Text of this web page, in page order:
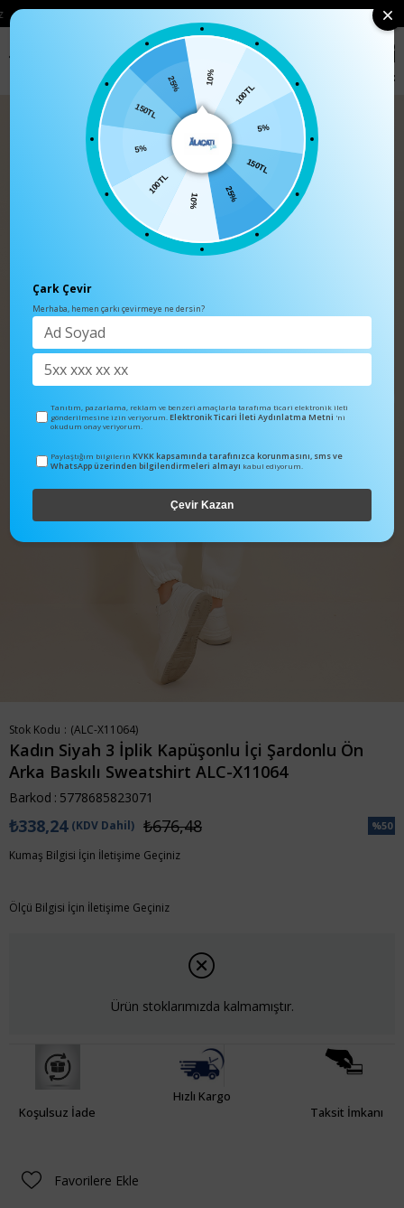
%15 İNDIRIM
TÜM ÜRÜNLER
Stok Kodu (ALC-X11064)
Kadın Siyah 3 İplik Kapüşonlu İçi Şardonlu Ön
Arka Baskılı Sweatshirt ALC-X11064
Barkod : 5778685823071
%50
₺676,48
₺338,24 (KDV Dahil)
Kumaş Bilgisi İçin İletişime Geçiniz
Ölçü Bilgisi İçin İletişime Geçiniz
Ürün stoklarımızda kalmamıştır.
Koşulsuz İade
Hızlı Kargo
Taksit İmkanı
Favorilere Ekle
10% 100TL
5%
150TL
25%
10%
100TL
5%
150TL
25%
Çark Çevir
Merhaba, hemen çarkı çevirmeye ne dersin?
Tanıtım, pazarlama, reklam ve benzeri amaçlarla tarafıma ticari elektronik ileti
gönderilmesine izin veriyorum.Elektronik Ticari İleti Aydınlatma Metni 'ni
okudum onay veriyorum.
Paylaştığım bilgilerin KVKK kapsamında tarafınızca korunmasını, sms ve
WhatsApp üzerinden bilgilendirmeleri almayı kabul ediyorum.
Çevir Kazan